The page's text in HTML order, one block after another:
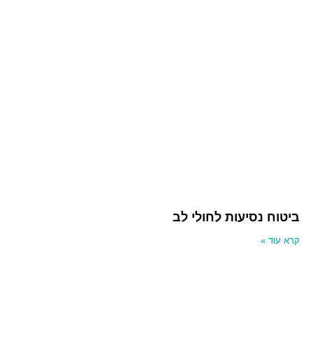
ביטוח נסיעות לחולי לב
קרא עוד »